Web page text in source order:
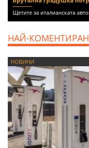
Щетите за италианската
НАЙ-
НОВИНИ